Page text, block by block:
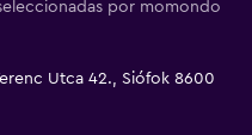
por momondo
Utca 42., Siófok 8600